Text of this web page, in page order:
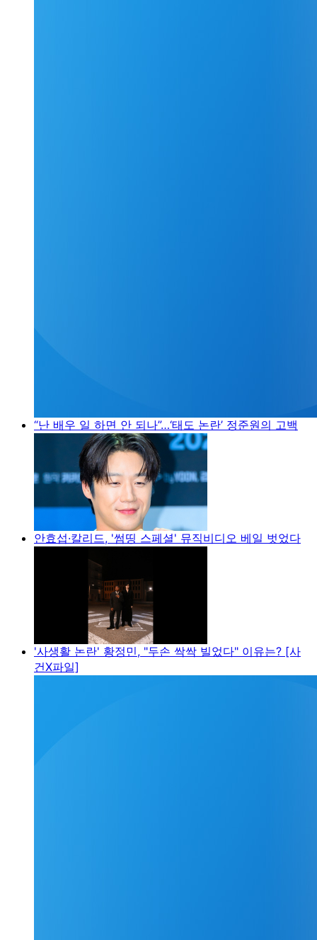
“난 배우 일 하면 안 되나”…‘태도 논란’ 정준원의 고백
안효섭·칼리드, '썸띵 스페셜' 뮤직비디오 베일 벗었다
'사생활 논란' 황정민, "두손 싹싹 빌었다" 이유는? [사
건X파일]